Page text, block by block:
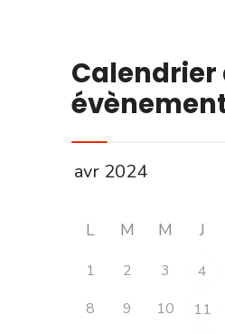
Calendrier
L M M J
1 2 3 4
8
9 10 11